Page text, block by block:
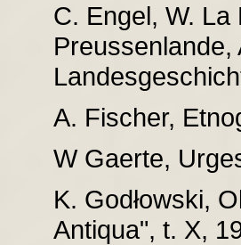
C. Engel, W.
A. Fischer,
W Gaerte,
K. Godłowski,
Antiqua", t. X,